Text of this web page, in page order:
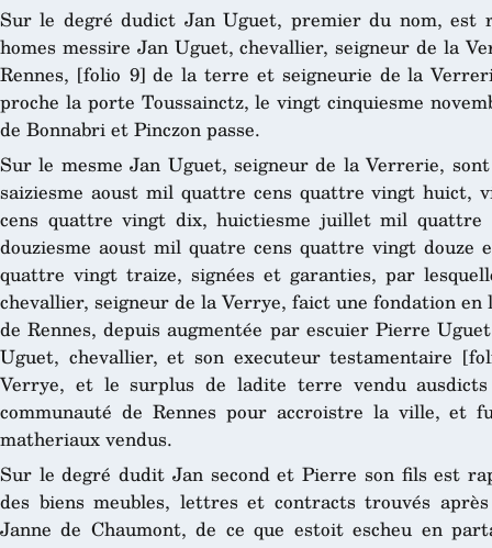
Sur le degré dudict Jan Uguet, premier du nom, est
homes messire Jan Uguet, chevallier, seigneur de la
Rennes, [folio 9] de la terre et seigneurie de la
proche la porte Toussainctz, le vingt cinquiesme
de Bonnabri et Pinczon passe.
Sur le mesme Jan Uguet, seigneur de la Verrerie,
saiziesme aoust mil quattre cens quattre vingt huict,
cens quattre vingt dix, huictiesme juillet mil
douziesme aoust mil quatre cens quattre vingt
quattre vingt traize, signées et garanties, par
chevallier, seigneur de la Verrye, faict une fondation en
de Rennes, depuis augmentée par escuier Pierre
Uguet, chevallier, et son executeur testamentaire
Verrye, et le surplus de ladite terre vendu
communauté de Rennes pour accroistre la ville, et
matheriaux vendus.
Sur le degré dudit Jan second et Pierre son fils est
des biens meubles, lettres et contracts trouvés
Janne de Chaumont, de ce que estoit escheu en